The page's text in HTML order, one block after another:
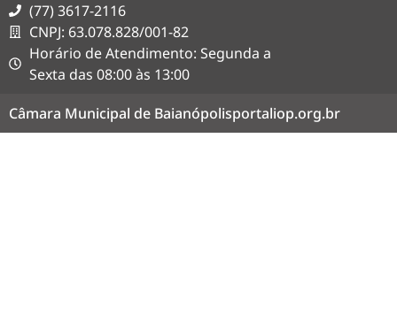
(77) 3617-2116
CNPJ: 63.078.828/001-82
Horário de Atendimento: Segunda a
Sexta das 08:00 às 13:00
Câmara Municipal de Baianópolisportaliop.org.br